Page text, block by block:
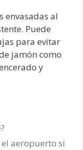
envasadas al
Puede
para evitar
jamón como
y
aeropuerto si